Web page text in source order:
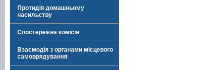
Протидія домашньому
насильству
Спостережна комісія
Взаємодія з органами місцевого
самоврядування